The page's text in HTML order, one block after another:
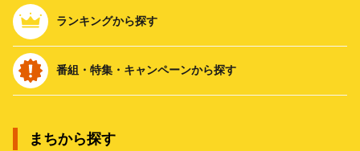
ランキングから探す
番組・特集・キャンペーンから探す
まちから探す